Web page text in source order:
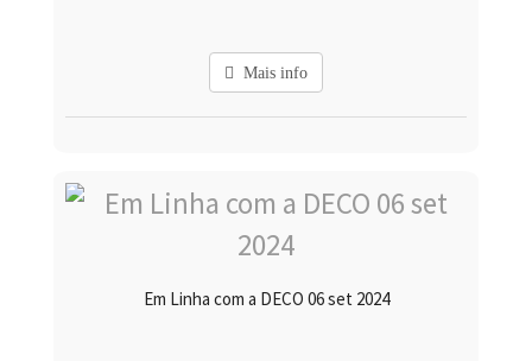
Mais info
Em Linha com a DECO 06 set 2024